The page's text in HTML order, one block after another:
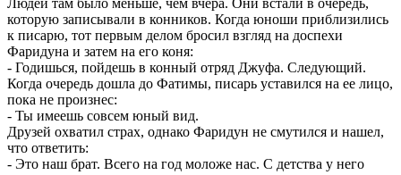
которую записывали в конников. Когда юноши приблизились
к писарю, тот первым делом бросил взгляд на доспехи
Фаридуна и затем на его коня:
- Годишься, пойдешь в конный отряд Джуфа. Следующий.
Когда очередь дошла до Фатимы, писарь уставился на ее лицо,
пока не произнес:
- Ты имеешь совсем юный вид.
Друзей охватил страх, однако Фаридун не смутился и нашел,
что ответить:
- Это наш брат. Всего на год моложе нас. С детства у него